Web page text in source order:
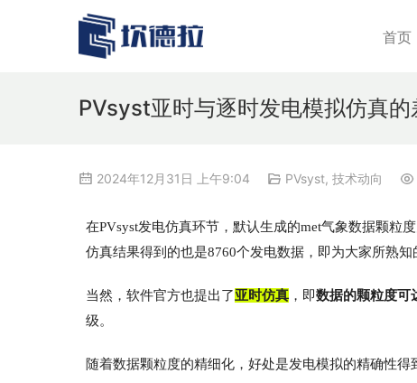
首页
PVsyst亚时与逐时发电模拟仿真的
2024年12月31日 上午9:04 PVsyst, 技术动向
在PVsyst发电仿真环节，默认生成的met气象数据颗粒
仿真结果得到的也是8760个发电数据，即为大家所熟知
当然，软件官方也提出了亚时仿真 ，即数据的颗粒度可
级。
随着数据颗粒度的精细化，好处是发电模拟的精确性